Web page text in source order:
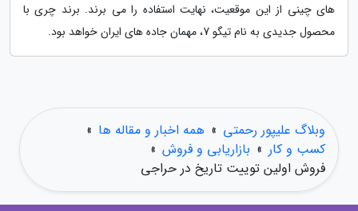
های چینی از این موقعیت، نهایت استفاده را می برند. برند چری با
محصول جدیدی به نام تیگو 7، مهمان جاده های ایران خواهد بود.
وبلاگ علیپور رحمتی » همه اخبار و مقاله ها »
کسب و کار » بازاریابی و فروش »
فروش اولین توییت تاریخ در حراجی